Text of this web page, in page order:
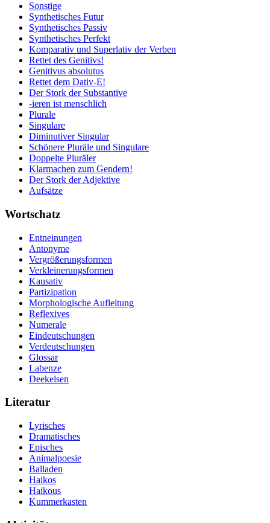
Sonstige
Synthetisches Futur
Synthetisches Passiv
Synthetisches Perfekt
Komparativ und Superlativ der Verben
Rettet des Genitivs!
Genitivus absolutus
Rettet dem Dativ-E!
Der Stork der Substantive
-ieren ist menschlich
Plurale
Singulare
Diminutiver Singular
Schönere Pluräle und Singulare
Doppelte Pluräler
Klarmachen zum Gendern!
Der Stork der Adjektive
Aufsätze
Wortschatz
Entneinungen
Antonyme
Vergrößerungsformen
Verkleinerungsformen
Kausativ
Partizipation
Morphologische Aufleitung
Reflexives
Numerale
Eindeutschungen
Verdeutschungen
Glossar
Labenze
Deekelsen
Literatur
Lyrisches
Dramatisches
Episches
Animalpoesie
Balladen
Haikos
Haikous
Kummerkasten